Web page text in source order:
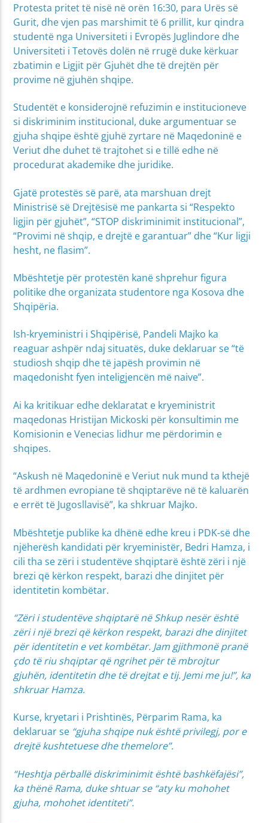
Protesta pritet të nisë në orën 16:30, para Urës së
Gurit, dhe vjen pas marshimit të 6 prillit, kur qindra
studentë nga Universiteti i Evropës Juglindore dhe
Universiteti i Tetovës dolën në rrugë duke kërkuar
zbatimin e Ligjit për Gjuhët dhe të drejtën për
provime në gjuhën shqipe.
Studentët e konsiderojnë refuzimin e institucioneve
si diskriminim institucional, duke argumentuar se
gjuha shqipe është gjuhë zyrtare në Maqedoninë e
Veriut dhe duhet të trajtohet si e tillë edhe në
procedurat akademike dhe juridike.
Gjatë protestës së parë, ata marshuan drejt
Ministrisë së Drejtësisë me pankarta si “Respekto
ligjin për gjuhët”, “STOP diskriminimit institucional”,
“Provimi në shqip, e drejtë e garantuar” dhe “Kur ligji
hesht, ne flasim”.
Mbështetje për protestën kanë shprehur figura
politike dhe organizata studentore nga Kosova dhe
Shqipëria.
Ish-kryeministri i Shqipërisë, Pandeli Majko ka
reaguar ashpër ndaj situatës, duke deklaruar se “të
studiosh shqip dhe të japësh provimin në
maqedonisht fyen inteligjencën më naive”.
Ai ka kritikuar edhe deklaratat e kryeministrit
maqedonas Hristijan Mickoski për konsultimin me
Komisionin e Venecias lidhur me përdorimin e
shqipes.
“Askush në Maqedoninë e Veriut nuk mund ta kthejë
të ardhmen evropiane të shqiptarëve në të kaluarën
e errët të Jugosllavisë”, ka shkruar Majko.
Mbështetje publike ka dhënë edhe kreu i PDK-së dhe
njëherësh kandidati për kryeministër, Bedri Hamza, i
cili tha se zëri i studentëve shqiptarë është zëri i një
brezi që kërkon respekt, barazi dhe dinjitet për
identitetin kombëtar.
“Zëri i studentëve shqiptarë në Shkup nesër është
zëri i një brezi që kërkon respekt, barazi dhe dinjitet
për identitetin e vet kombëtar. Jam gjithmonë pranë
çdo të riu shqiptar që ngrihet për të mbrojtur
gjuhën, identitetin dhe të drejtat e tij. Jemi me ju!”, ka
shkruar Hamza.
Kurse, kryetari i Prishtinës, Përparim Rama, ka
deklaruar se “gjuha shqipe nuk është privilegj, por e
drejtë kushtetuese dhe themelore”.
“Heshtja përballë diskriminimit është bashkëfajësi”,
ka thënë Rama, duke shtuar se “aty ku mohohet
gjuha, mohohet identiteti”.